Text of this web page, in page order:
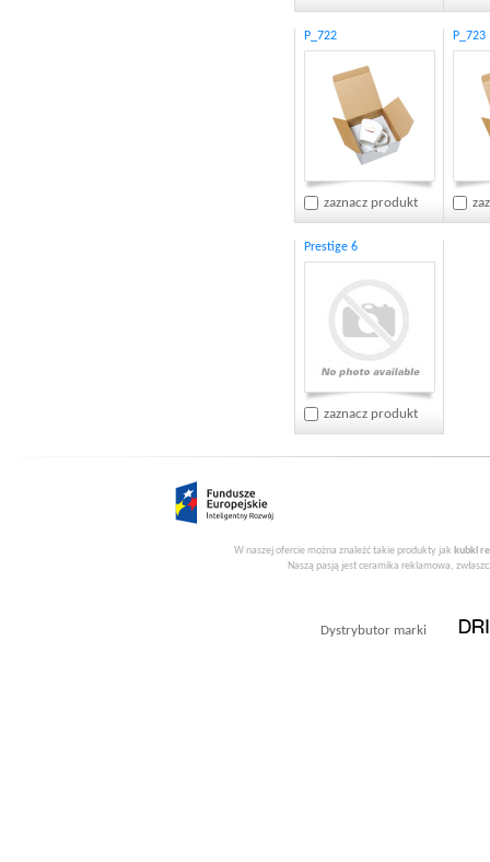
P_722
zaznacz produkt
P_723
Prestige 6
zaznacz produkt
W naszej ofercie można znaleźć takie produkty jak kubki
Naszą pasją jest ceramika reklamowa,
Dystrybutor marki